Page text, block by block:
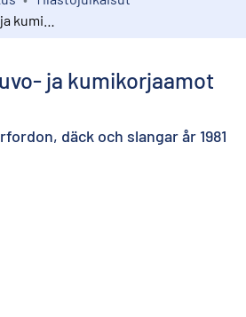
ja kumikorjaamot
däck och slangar år 1981